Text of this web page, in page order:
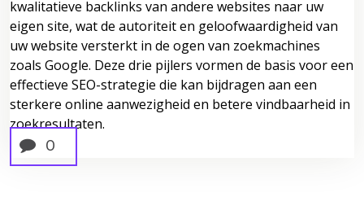
kwalitatieve backlinks van andere websites naar uw
eigen site, wat de autoriteit en geloofwaardigheid van
uw website versterkt in de ogen van zoekmachines
zoals Google. Deze drie pijlers vormen de basis voor een
effectieve SEO-strategie die kan bijdragen aan een
sterkere online aanwezigheid en betere vindbaarheid in
zoekresultaten.
0